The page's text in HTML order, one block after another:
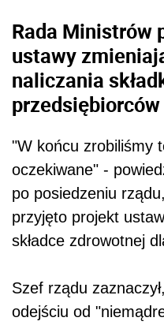
Rada Ministrów
ustawy
naliczania
"W końcu zrobiliśmy
oczekiwane" -
po posiedzeniu
przyjęto projekt
składce zdrowotnej
Szef rządu
odejściu od